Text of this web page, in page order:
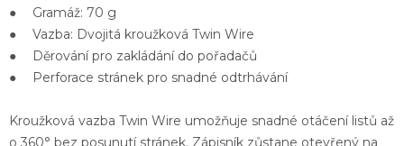
● Gramáž: 70 g
● Vazba: Dvojitá kroužková Twin Wire
● Děrování pro zakládání do pořadačů
● Perforace stránek pro snadné odtrhávání
Kroužková vazba Twin Wire umožňuje snadné otáčení listů až
o 360° bez posunutí stránek. Zápisník zůstane otevřený na